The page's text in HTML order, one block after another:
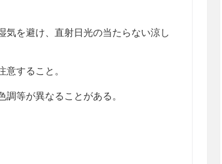
を避け、直射日光の当たらない涼し
すること。
等が異なることがある。